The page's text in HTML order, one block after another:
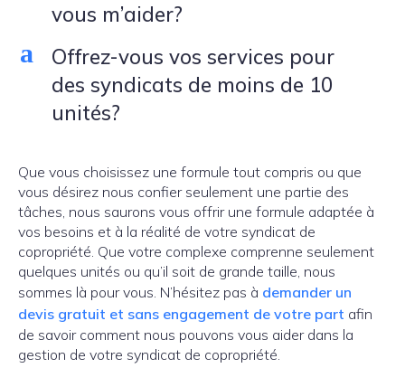
vous m’aider?
a
Offrez-vous vos services pour
des syndicats de moins de 10
unités?
Que vous choisissez une formule tout compris ou que
vous désirez nous confier seulement une partie des
tâches, nous saurons vous offrir une formule adaptée à
vos besoins et à la réalité de votre syndicat de
copropriété. Que votre complexe comprenne seulement
quelques unités ou qu’il soit de grande taille, nous
sommes là pour vous. N’hésitez pas à demander un
devis gratuit et sans engagement de votre part afin
de savoir comment nous pouvons vous aider dans la
gestion de votre syndicat de copropriété.